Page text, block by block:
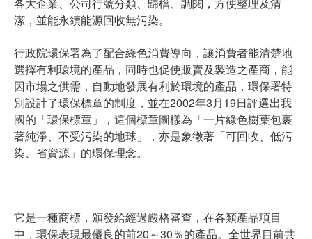
潔，並能永續能源回收無污染。
行政院環保署為了配合綠色消費導向，讓消費者能清楚地
選擇有利環境的產品，同時也促使販賣及製造之產商，能
因市場之供需，自動地發展有利於環境的產品，環保署特
別設計了環保標章的制度，並在2002年3月19日評選出我
國的「環保標章」，這個標章圖樣為「一片綠色樹葉包裹
著純淨、不受污染的地球」，亦是象徵著「可回收、低污
染、省資源」的環保理念。
它是一種商標，頒發給經過嚴格審查，在各類產品項目
中，環保表現最優良的前20～30％的產品。全世界目前共